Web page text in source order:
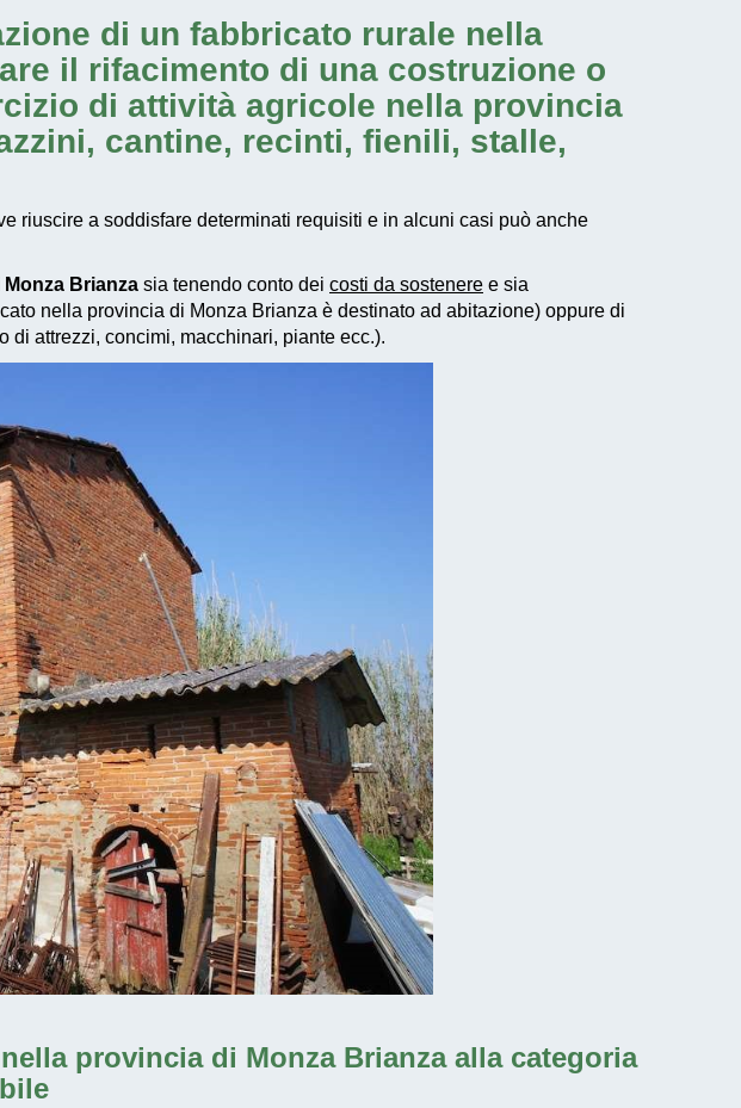
di un fabbricato rurale nella
il rifacimento di una costruzione o
di attività agricole nella provincia
cantine, recinti, fienili, stalle,
riuscire a soddisfare determinati requisiti e in alcuni casi può anche
Brianza sia tenendo conto dei costi da sostenere e sia
nella provincia di Monza Brianza è destinato ad abitazione) oppure di
di attrezzi, concimi, macchinari, piante ecc.).
provincia di Monza Brianza alla categoria